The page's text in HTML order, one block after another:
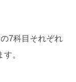
7科目それぞれ
。